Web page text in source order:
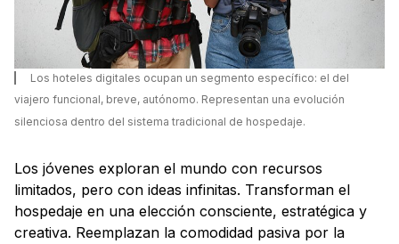
Los hoteles digitales ocupan un segmento específico: el del
viajero funcional, breve, autónomo. Representan una evolución
silenciosa dentro del sistema tradicional de hospedaje.
Los jóvenes exploran el mundo con recursos
limitados, pero con ideas infinitas. Transforman el
hospedaje en una elección consciente, estratégica y
creativa. Reemplazan la comodidad pasiva por la